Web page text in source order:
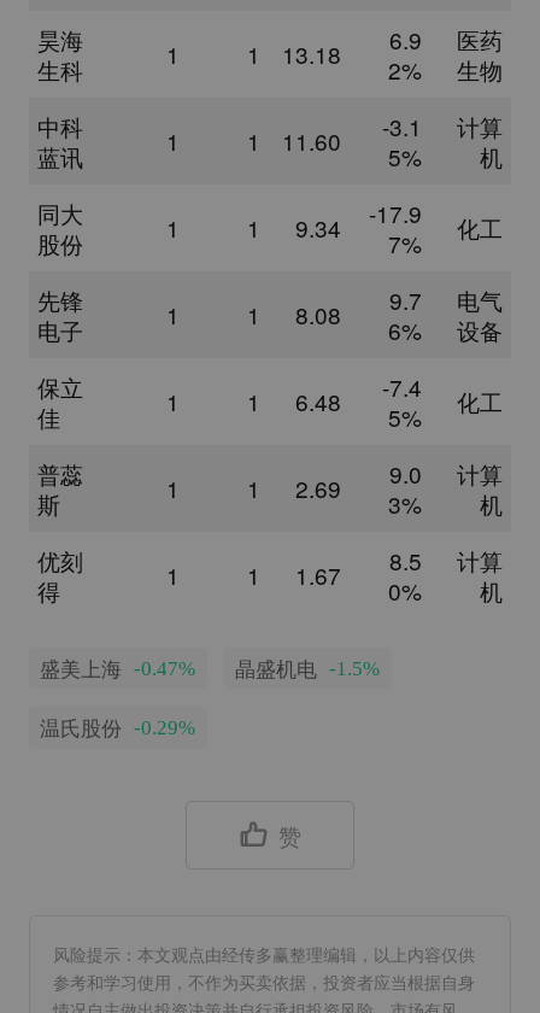
昊海
生科
1 1 13.18
6.9
2%
医药
生物
中科
蓝讯
1 1 11.60
-3.1
5%
计算
机
同大
股份
1 1 9.34
-17.9
7%
化工
先锋
电子
1 1 8.08
9.7
6%
电气
设备
保立
佳
1 1 6.48
-7.4
5%
化工
普蕊
斯
1 1 2.69
9.0
3%
计算
机
优刻
得
1 1 1.67
8.5
0%
计算
机
盛美上海 -0.47% 晶盛机电 -1.5%
温氏股份 -0.29%
赞
风险提示：本文观点由经传多赢整理编辑，以上内容仅供
参考和学习使用，不作为买卖依据，投资者应当根据自身